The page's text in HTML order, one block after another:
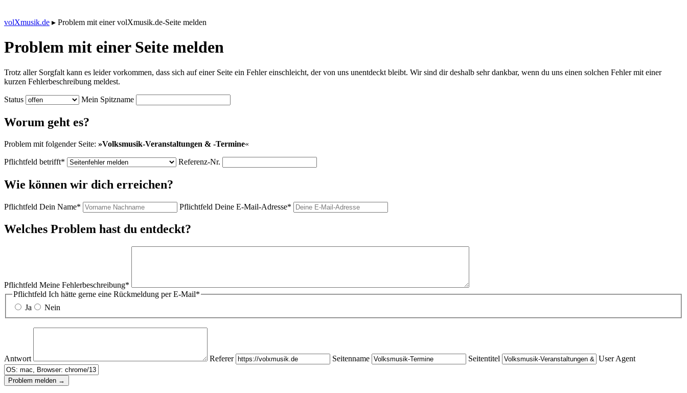
volXmusik.de ▸ Problem mit einer volXmusik.de-Seite melden
Problem mit einer Seite melden
Trotz aller Sorgfalt kann es leider vorkommen, dass sich auf einer Seite ein Fehler einschleicht, der von uns unentdeckt bleibt. Wir sind dir deshalb sehr dankbar, wenn du uns einen solchen Fehler mit einer
kurzen Fehlerbeschreibung meldest.
Status Mein Spitzname
Worum geht es?
Problem mit folgender Seite: »Volksmusik-Veranstaltungen & -Termine«
Pflichtfeld betrifft* Referenz-Nr.
Wie können wir dich erreichen?
Pflichtfeld Dein Name* Pflichtfeld Deine E-Mail-Adresse*
Welches Problem hast du entdeckt?
Pflichtfeld Meine Fehlerbeschreibung*
Pflichtfeld Ich hätte gerne eine Rückmeldung per E-Mail*
Ja
Nein
Antwort Referer Seitenname Seitentitel User Agent